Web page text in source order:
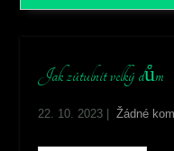
Jak zútulnit velký dům
22. 10. 2023 |Žádné